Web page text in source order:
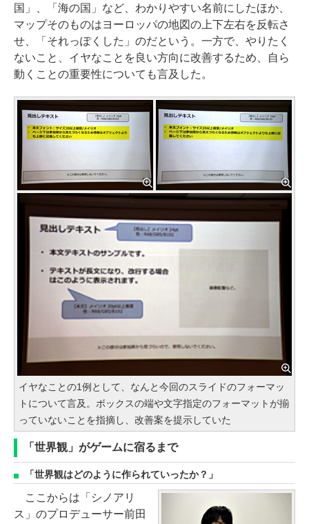
国」、「海の国」など、わかりやすい名前にしたほか、
マップそのものはヨーロッパの地図の上下左右を反転さ
せ、「それっぽくした」のだという。一方で、やりたく
ないこと、イヤなことを良い方向に改善するため、自ら
動くことの重要性についても言及した。
イヤなことの1例として、なんと今回のスライドのフォーマッ
トについて言及。ボックスの端や文字指定のフォーマットが揃
っていないことを指摘し、改善案を提示していた
「世界観」がゲームに宿るまで
「世界観はどのように作られていったか？」
ここからは「シノアリ
ス」のプロデューサー前田